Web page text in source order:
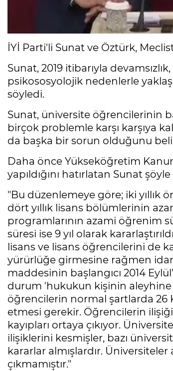
İYİ Parti'li Sunat ve Öztürk,
Sunat, 2019 itibarıyla
psikososyolojik nedenlerle
söyledi.
Sunat, üniversite öğrencilerinin
birçok problemle karşı karşıya
da başka bir sorun olduğunu
Daha önce Yükseköğretim
yapıldığını hatırlatan Sunat
"Bu düzenlemeye göre; iki yıllık
dört yıllık lisans bölümlerinin
programlarının azami öğrenim
süresi ise 9 yıl olarak
lisans ve lisans öğrencilerini de
yürürlüğe girmesine rağmen
maddesinin başlangıcı 2014
durum 'hukukun kişinin aleyhine
öğrencilerin normal şartlarda 26
etmesi gerekir. Öğrencilerin
kayıpları ortaya çıkıyor.
ilişiklerini kesmişler, bazı
kararlar almışlardır.
çıkmamıştır."